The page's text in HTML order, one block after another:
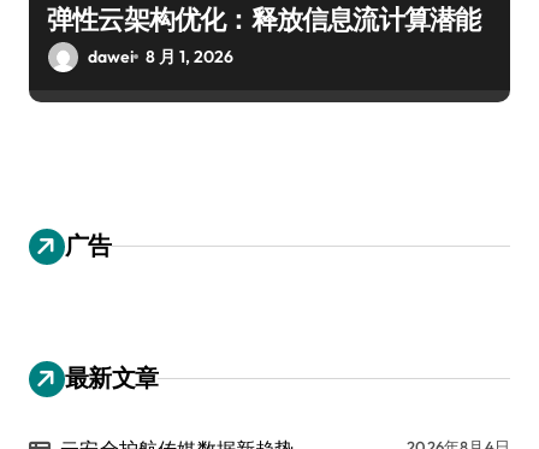
弹性云架构优化：释放信息流计算潜能
dawei 8 月 1, 2026
广告
最新文章